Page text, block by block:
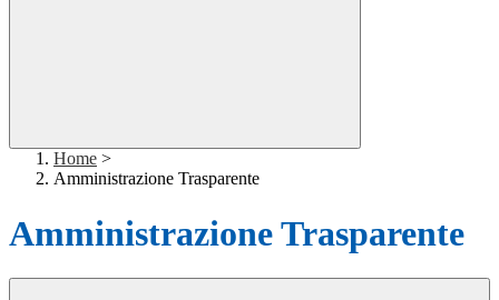
Home >
Amministrazione Trasparente
Amministrazione Trasparente